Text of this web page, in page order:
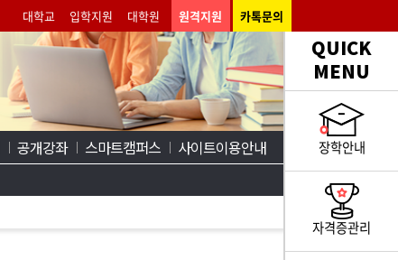
대학교 입학지원 대학원 원격지원 카톡문의
공개강좌 스마트캠퍼스
사이트이용안내
QUICK
MENU
장학안내
자격증관리